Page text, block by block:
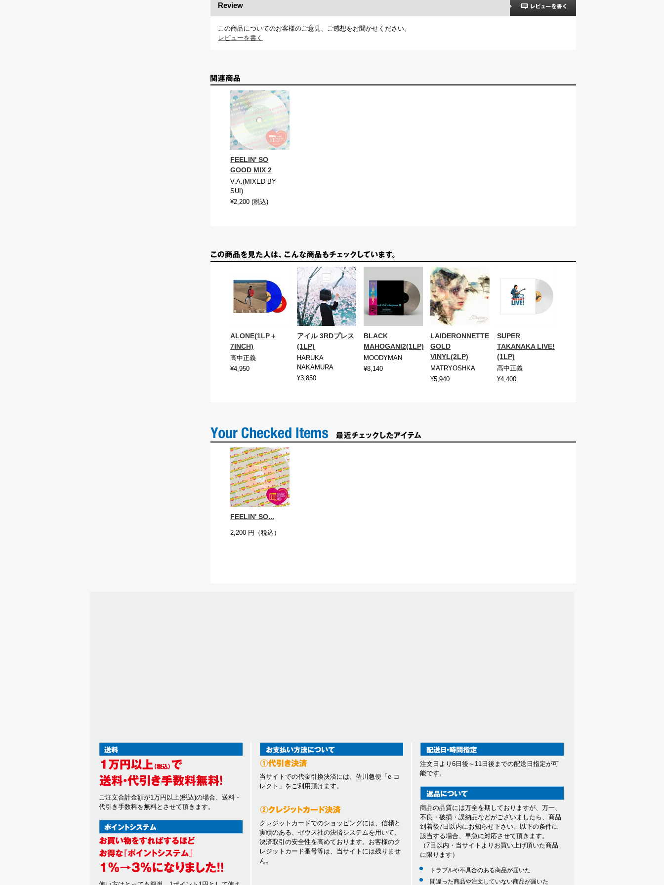
Review
この商品についてのお客様のご意見、ご感想をお聞かせください。
レビューを書く
FEELIN' SO
GOOD MIX 2
V.A.(MIXED BY
SUI)
¥2,200 (税込)
ALONE(1LP＋
7INCH)
高中正義
¥4,950
アイル 3RDプレス
(1LP)
HARUKA
NAKAMURA
¥3,850
BLACK
MAHOGANI2(1LP)
MOODYMAN
¥8,140
LAIDERONNETTE
GOLD
VINYL(2LP)
MATRYOSHKA
¥5,940
SUPER
TAKANAKA LIVE!
(1LP)
高中正義
¥4,400
FEELIN' SO...
2,200 円（税込）
ご注文合計金額が1万円以上(税込)の場合、送料・
代引き手数料を無料とさせて頂きます。
当サイトでの代金引換決済には、佐川急便「e-コ
レクト」をご利用頂けます。
クレジットカードでのショッピングには、信頼と
実績のある、ゼウス社の決済システムを用いて、
決済取引の安全性を高めております。お客様のク
レジットカード番号等は、当サイトには残りませ
ん。
注文日より6日後～11日後までの配送日指定が可
能です。
商品の品質には万全を期しておりますが、万一、
不良・破損・誤納品などがございましたら、商品
到着後7日以内にお知らせ下さい。以下の条件に
該当する場合、早急に対応させて頂きます。
（7日以内・当サイトよりお買い上げ頂いた商品
に限ります）
トラブルや不具合のある商品が届いた
間違った商品や注文していない商品が届いた